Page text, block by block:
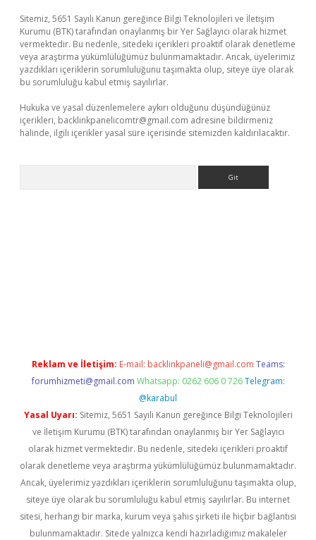
Sitemiz, 5651 Sayılı Kanun gereğince Bilgi Teknolojileri ve İletişim
Kurumu (BTK) tarafından onaylanmış bir Yer Sağlayıcı olarak hizmet
vermektedir. Bu nedenle, sitedeki içerikleri proaktif olarak denetleme
veya araştırma yükümlülüğümüz bulunmamaktadır. Ancak, üyelerimiz
yazdıkları içeriklerin sorumluluğunu taşımakta olup, siteye üye olarak
bu sorumluluğu kabul etmiş sayılırlar.
Hukuka ve yasal düzenlemelere aykırı olduğunu düşündüğünüz
içerikleri, backlinkpanelicomtr@gmail.com adresine bildirmeniz
halinde, ilgili içerikler yasal süre içerisinde sitemizden kaldırılacaktır.
Reklam ve İletişim: E-mail: backlinkpaneli@gmail.com Teams:
forumhizmeti@gmail.com Whatsapp: 0262 606 0 726 Telegram:
@karabul
Yasal Uyarı: Sitemiz, 5651 Sayılı Kanun gereğince Bilgi Teknolojileri
ve İletişim Kurumu (BTK) tarafından onaylanmış bir Yer Sağlayıcı
olarak hizmet vermektedir. Bu nedenle, sitedeki içerikleri proaktif
olarak denetleme veya araştırma yükümlülüğümüz bulunmamaktadır.
Ancak, üyelerimiz yazdıkları içeriklerin sorumluluğunu taşımakta olup,
siteye üye olarak bu sorumluluğu kabul etmiş sayılırlar. Bu internet
sitesi, herhangi bir marka, kurum veya şahıs şirketi ile hiçbir bağlantısı
bulunmamaktadır. Sitede yalnızca kendi hazırladığımız makaleler